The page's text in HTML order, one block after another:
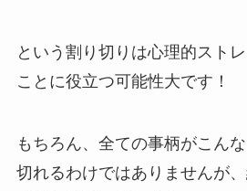
という割り切りは心理的スト
ことに役立つ可能性大です！
もちろん、全ての事柄がこん
切れるわけではありませんが